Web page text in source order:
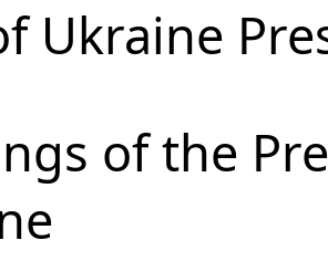
Ukraine
of the